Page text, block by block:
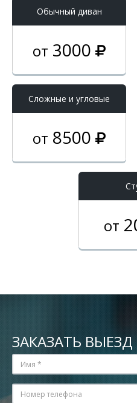
Обычный диван
от 3000
Cложные и угловые
от 8500
от
ЗАКАЗАТЬ